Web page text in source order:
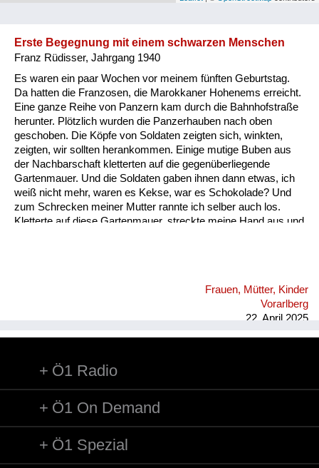
Kategorie
Besatzungsmächte
Frauen, Mütter, Kinder
Versorgung
Heimkehrer
Fluchtgeschichten
Wiederaufbau und
Erste Begegnung mit einem schwarzen Menschen
Franz Rüdisser, Jahrgang 1940
Es waren ein paar Wochen vor meinem fünften Geburtstag.
Da hatten die Franzosen, die Marokkaner Hohenems erreicht.
Eine ganze Reihe von Panzern kam durch die Bahnhofstraße
herunter. Plötzlich wurden die Panzerhauben nach oben
geschoben. Die Köpfe von Soldaten zeigten sich, winkten,
zeigten, wir sollten herankommen. Einige mutige Buben aus
der Nachbarschaft kletterten auf die gegenüberliegende
Gartenmauer. Und die Soldaten gaben ihnen dann etwas, ich
weiß nicht mehr, waren es Kekse, war es Schokolade? Und
zum Schrecken meiner Mutter rannte ich selber auch los.
Kletterte auf diese Gartenmauer, streckte meine Hand aus und
gerufen, ich solle heimkommen es ,wird dunkel, und sie haben
mich gesucht, aber nicht gefunden. Sie kam wahrscheinlich
Frauen, Mütter, Kinder
Vorarlberg
22. April 2025
Ö1 Radio
Ö1 On Demand
Ö1 Spezial